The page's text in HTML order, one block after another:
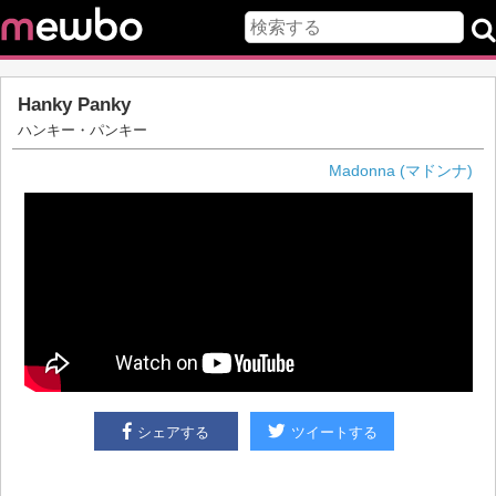
Hanky Panky
ハンキー・パンキー
Madonna (マドンナ)
シェアする ツイートする